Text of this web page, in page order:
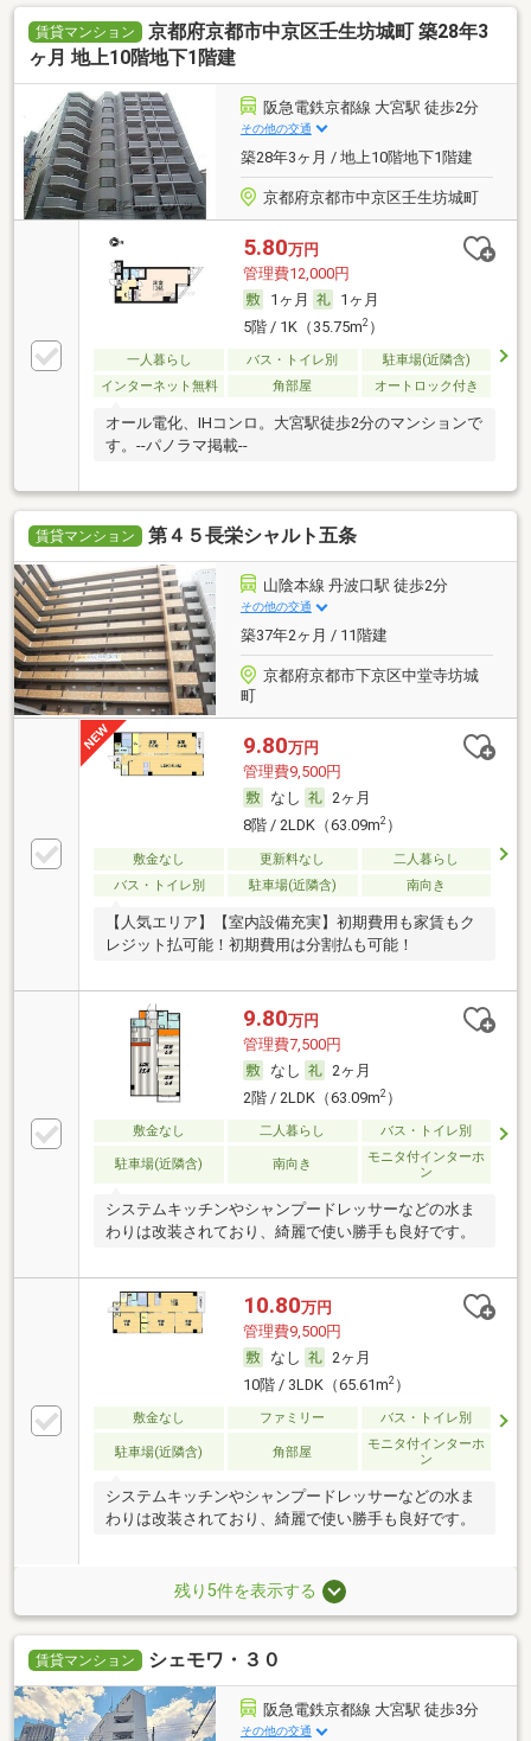
賃貸マンション
京都府京都市中京区壬生坊城町 築28年3
ヶ月 地上10階地下1階建
阪急電鉄京都線 大宮駅 徒歩2分
その他の交通
築28年3ヶ月 / 地上10階地下1階建
京都府京都市中京区壬生坊城町
5.80万円
管理費12,000円
1ヶ月
1ヶ月
5階 / 1K（35.75m2）
一人暮らし バス・トイレ別
駐車場(近隣含)
インターネット無料
角部屋 オートロック付き
オール電化、IHコンロ。大宮駅徒歩2分のマンションで
す。--パノラマ掲載--
賃貸マンション 第４５長栄シャルト五条
山陰本線 丹波口駅 徒歩2分
その他の交通
築37年2ヶ月 / 11階建
京都府京都市下京区中堂寺坊城
町
9.80万円
管理費9,500円
なし
2ヶ月
8階 / 2LDK（63.09m2）
敷金なし 更新料なし
二人暮らし
バス・トイレ別
駐車場(近隣含) 南向き
【人気エリア】【室内設備充実】初期費用も家賃もク
レジット払可能！初期費用は分割払も可能！
9.80万円
管理費7,500円
なし
2ヶ月
2階 / 2LDK（63.09m2）
敷金なし 二人暮らし バス・トイレ別
駐車場(近隣含) 南向き
モニタ付インターホ
ン
システムキッチンやシャンプードレッサーなどの水ま
わりは改装されており、綺麗で使い勝手も良好です。
10.80万円
管理費9,500円
なし
2ヶ月
10階 / 3LDK（65.61m2）
敷金なし ファミリー バス・トイレ別
駐車場(近隣含) 角部屋
モニタ付インターホ
ン
システムキッチンやシャンプードレッサーなどの水ま
わりは改装されており、綺麗で使い勝手も良好です。
残り5件を表示する
賃貸マンション シェモワ・３０
阪急電鉄京都線 大宮駅 徒歩3分
その他の交通